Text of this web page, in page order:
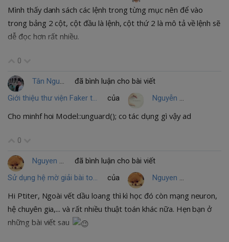
Mình thấy danh sách các lệnh trong từng mục nên để vào
trong bảng 2 cột, cột đầu là lệnh, cột thứ 2 là mô tả về lệnh sẽ
dễ đọc hơn rất nhiều.
0
Tân Nguyễn
đã bình luận cho bài viết
Giới thiệu thư viện Faker trong laravel
của Nguyễn Văn Cảnh
Cho minhf hoi Model::unguard(); co tác dụng gì vậy ad
0
Nguyen Thi Phuong
đã bình luận cho bài viết
Sử dụng hệ mờ giải bài toán tính thời gian bơm nước
của Nguyen Thi Phuong
Hi Ptiter, Ngoài vết dầu loang thì kì học đó còn mạng neuron,
hệ chuyên gia,... và rất nhiều thuật toán khác nữa. Hẹn bạn ở
những bài viết sau